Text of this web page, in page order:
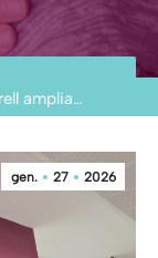
amplia…
gen. 27 2026